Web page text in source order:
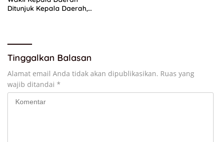
Ditunjuk Kepala Daerah,
Tinggalkan Balasan
Alamat email Anda tidak akan dipublikasikan. Ruas yang
wajib ditandai *